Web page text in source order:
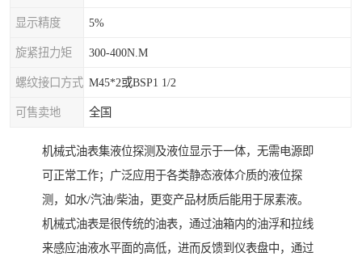
显示精度 5%
旋紧扭力矩 300-400N.M
螺纹接口方式 M45*2或BSP1 1/2
可售卖地 全国
机械式油表集液位探测及液位显示于一体，无需电源即
可正常工作；广泛应用于各类静态液体介质的液位探
测，如水/汽油/柴油，更变产品材质后能用于尿素液。
机械式油表是很传统的油表，通过油箱内的油浮和拉线
来感应油液水平面的高低，进而反馈到仪表盘中，通过